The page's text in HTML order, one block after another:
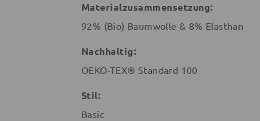
Materialzusammensetzung:
92% (Bio) Baumwolle & 8% Elasthan
Nachhaltig:
OEKO-TEX® Standard 100
Stil:
Basic